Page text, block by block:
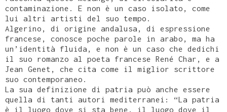
contaminazione. E non è un caso isolato, come
lui altri artisti del suo tempo.
Algerino, di origine andalusa, di espressione
francese, conosce poche parole in arabo, ma ha
un’identità fluida, e non è un caso che dedichi
il suo romanzo al poeta francese René Char, e a
Jean Genet, che cita come il miglior scrittore
suo contemporaneo.
La sua definizione di patria può anche essere
quella di tanti autori mediterranei: “La patria
è il luogo dove si sta bene, il luogo dove il